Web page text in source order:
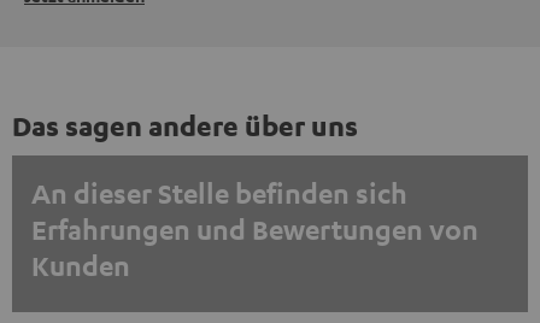
Das sagen andere über uns
An dieser Stelle befinden sich
Erfahrungen und Bewertungen von
Kunden